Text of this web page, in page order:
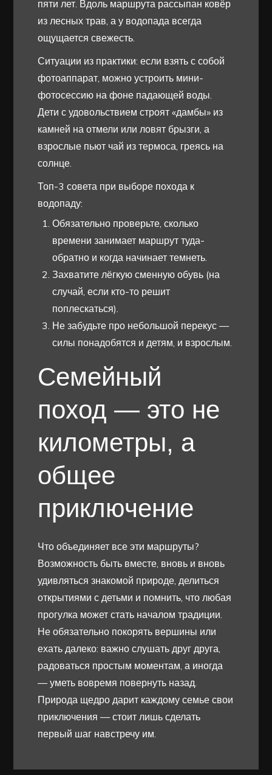
пяти лет. Вдоль маршрута рассыпан ковёр
из лесных трав, а у водопада всегда
ощущается свежесть.
Ситуации из практики: если взять с собой
фотоаппарат, можно устроить мини-
фотосессию на фоне падающей воды.
Дети с удовольствием строят «дамбы» из
камней на отмели или ловят брызги, а
взрослые пьют чай из термоса, греясь на
солнце.
Топ-3 совета при выборе похода к
водопаду:
Обязательно проверьте, сколько
времени занимает маршрут туда-
обратно и когда начинает темнеть.
Захватите лёгкую сменную обувь (на
случай, если кто-то решит
поплескаться).
Не забудьте про небольшой перекус —
силы понадобятся и детям, и взрослым.
Семейный
поход — это не
километры, а
общее
приключение
Что объединяет все эти маршруты?
Возможность быть вместе, вновь и вновь
удивляться знакомой природе, делиться
открытиями с детьми и помнить, что любая
прогулка может стать началом традиции.
Не обязательно покорять вершины или
ехать далеко: важно слушать друг друга,
радоваться простым моментам, а иногда
— уметь вовремя повернуть назад.
Природа щедро дарит каждому семье свои
приключения — стоит лишь сделать
первый шаг навстречу им.